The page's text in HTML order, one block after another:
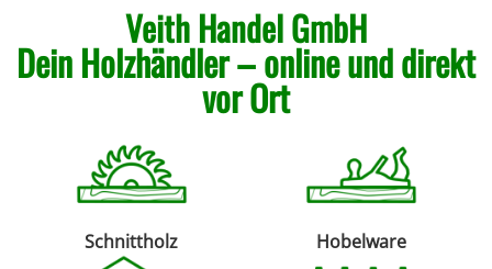
Veith Handel GmbH
Dein Holzhändler – online und direkt
vor Ort
Schnittholz Hobelware